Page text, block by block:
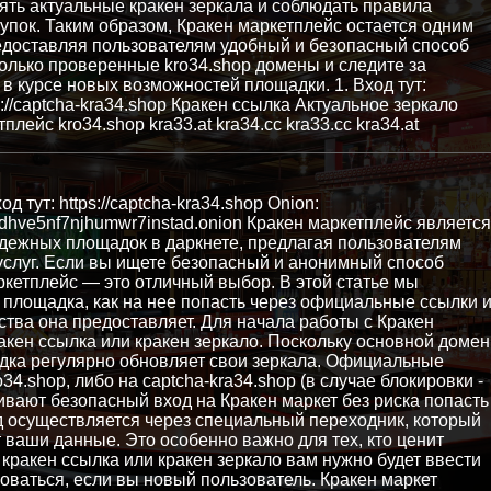
актуальные кракен зеркала и соблюдать правила
Таким образом, Кракен маркетплейс остается одним
пользователям удобный и безопасный способ
проверенные kro34.shop домены и следите за
курсе новых возможностей площадки. 1. Вход тут:
captcha-kra34.shop Кракен ссылка Актуальное зеркало
kro34.shop kra33.at kra34.cc kra33.cc kra34.at
тут: https://captcha-kra34.shop Onion:
Кракен маркетплейс является
площадок в даркнете, предлагая пользователям
Если вы ищете безопасный и анонимный способ
— это отличный выбор. В этой статье мы
как на нее попасть через официальные ссылки и
она предоставляет. Для начала работы с Кракен
ссылка или кракен зеркало. Поскольку основной домен
регулярно обновляет свои зеркала. Официальные
либо на captcha-kra34.shop (в случае блокировки -
безопасный вход на Кракен маркет без риска попасть
через специальный переходник, который
данные. Это особенно важно для тех, кто ценит
ссылка или кракен зеркало вам нужно будет ввести
если вы новый пользователь. Кракен маркет